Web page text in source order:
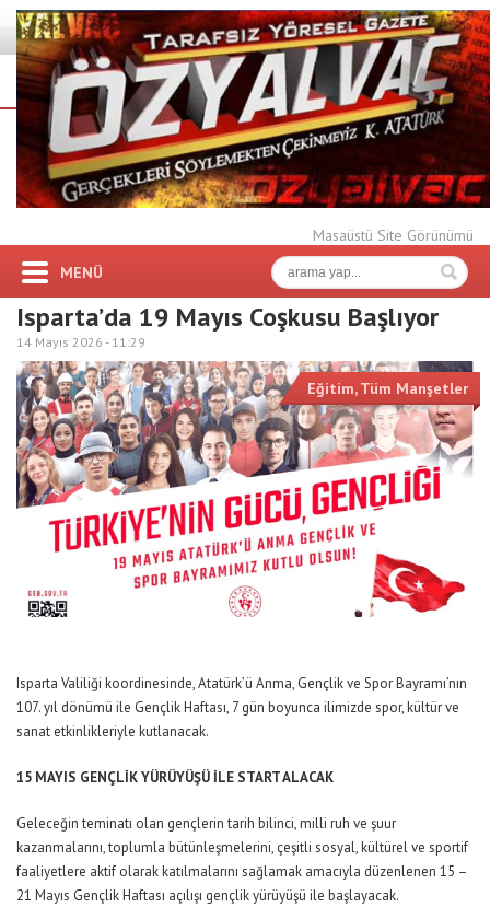
Masaüstü Site Görünümü
MENÜ
Isparta’da 19 Mayıs Coşkusu Başlıyor
14 Mayıs 2026 - 11:29
Eğitim,Tüm Manşetler
Isparta Valiliği koordinesinde, Atatürk’ü Anma, Gençlik ve Spor Bayramı’nın
107. yıl dönümü ile Gençlik Haftası, 7 gün boyunca ilimizde spor, kültür ve
sanat etkinlikleriyle kutlanacak.
15 MAYIS GENÇLİK YÜRÜYÜŞÜ İLE START ALACAK
Geleceğin teminatı olan gençlerin tarih bilinci, milli ruh ve şuur
kazanmalarını, toplumla bütünleşmelerini, çeşitli sosyal, kültürel ve sportif
faaliyetlere aktif olarak katılmalarını sağlamak amacıyla düzenlenen 15 –
21 Mayıs Gençlik Haftası açılışı gençlik yürüyüşü ile başlayacak.